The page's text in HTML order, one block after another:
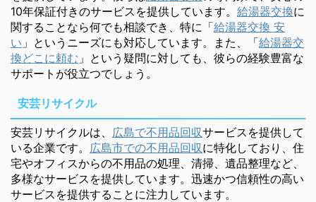
10年保証付きのサービスを提供しています。 給湯器交換に
関することなら何でも相談でき、特に「給湯器交換 安
い 」というニーズにも対応しています。また、「給湯器交
換どこに頼む 」という疑問に対しても、彼らの経験豊富な
サポートが役立つでしょう。
安芸リサイクル
安芸リサイクルは、 広島で不用品回収サービスを提供して
いる企業です。 広島市での不用品回収に特化しており、住
宅やオフィスからの不用品の処理、清掃、遺品整理など、
多様なサービスを提供しています。迅速かつ信頼性の高い
サービスを提供することに注力しています。